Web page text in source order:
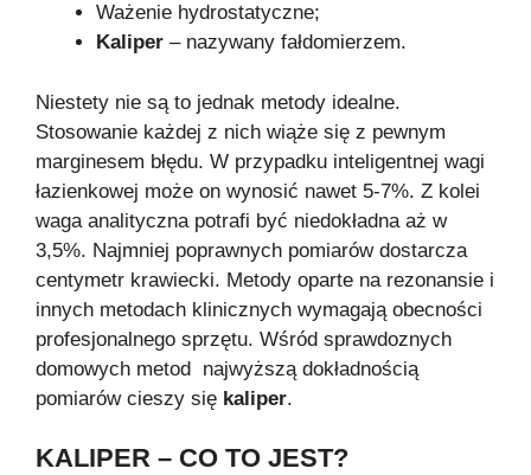
Ważenie hydrostatyczne;
Kaliper – nazywany fałdomierzem.
Niestety nie są to jednak metody idealne.
Stosowanie każdej z nich wiąże się z pewnym
marginesem błędu. W przypadku inteligentnej wagi
łazienkowej może on wynosić nawet 5-7%. Z kolei
waga analityczna potrafi być niedokładna aż w
3,5%. Najmniej poprawnych pomiarów dostarcza
centymetr krawiecki. Metody oparte na rezonansie i
innych metodach klinicznych wymagają obecności
profesjonalnego sprzętu. Wśród sprawdoznych
domowych metod najwyższą dokładnością
pomiarów cieszy się kaliper.
KALIPER – CO TO JEST?